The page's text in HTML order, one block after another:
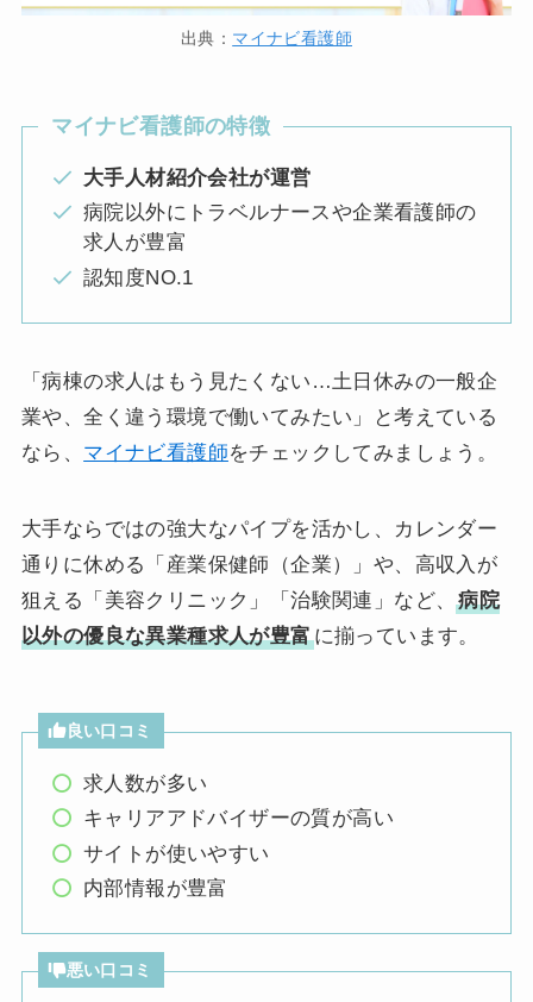
出典： マイナビ看護師
マイナビ看護師の特徴
大手人材紹介会社が運営
病院以外にトラベルナースや企業看護師の
求人が豊富
認知度NO.1
「病棟の求人はもう見たくない…土日休みの一般企
業や、全く違う環境で働いてみたい」と考えている
なら、 マイナビ看護師をチェックしてみましょう。
大手ならではの強大なパイプを活かし、カレンダー
通りに休める「産業保健師（企業）」や、高収入が
狙える「美容クリニック」「治験関連」など、病院
以外の優良な異業種求人が豊富に揃っています。
良い口コミ
求人数が多い
キャリアアドバイザーの質が高い
サイトが使いやすい
内部情報が豊富
悪い口コミ